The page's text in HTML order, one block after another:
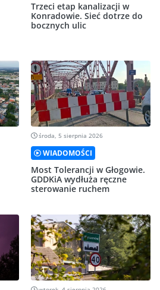
Trzeci etap kanalizacji w
Konradowie. Sieć dotrze do
bocznych ulic
środa, 5 sierpnia 2026
WIADOMOŚCI
Most Tolerancji w Głogowie.
GDDKiA wydłuża ręczne
sterowanie ruchem